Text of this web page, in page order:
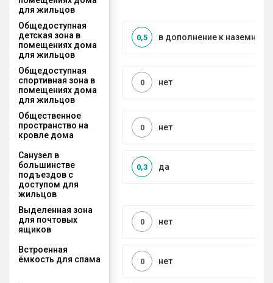
для жильцов
Общедоступная
детская зона в
помещениях дома
для жильцов
в дополнение к наземной
0,5
Общедоступная
спортивная зона в
помещениях дома
для жильцов
нет
0
Общественное
пространство на
кровле дома
нет
0
Санузел в
большинстве
подъездов с
доступом для
жильцов
да
0,3
Выделенная зона
для почтовых
ящиков
нет
0
Встроенная
ёмкость для спама
нет
0